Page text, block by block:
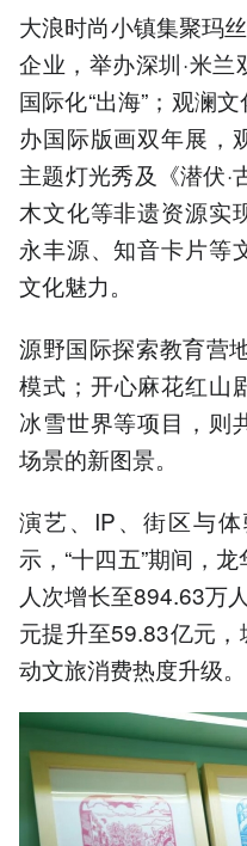
大浪时尚小镇集聚玛
企业，举办深圳·米
国际化“出海”；观澜
办国际版画双年展，
主题灯光秀及《潜伏
木文化等非遗资源实
永丰源、知音卡片等
文化魅力。
源野国际探索教育营
模式；开心麻花红山
冰雪世界等项目，则
场景的新图景。
演艺、IP、街区与
示，“十四五”期间，
人次增长至894.63万
元提升至59.83亿元
动文旅消费热度升级。